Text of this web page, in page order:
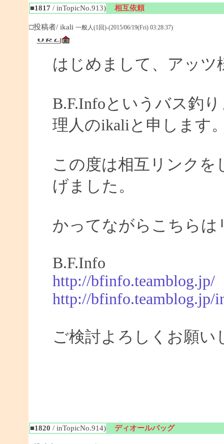
■1817 / inTopicNo.913) 相互依頼
□投稿者/ ikali 一般人(1回)-(2015/06/19(Fri) 03:28:37)
はじめまして、アッツ
B.F.Infoというバス釣
理人のikaliと申します
この度は相互リンクを
げました。
かってながらこちら
B.F.Info
http://bfinfo.teamblog.jp/
http://bfinfo.teamblog.jp/
ご検討よろしくお願い
■1820 / inTopicNo.914) ディオールバッグ